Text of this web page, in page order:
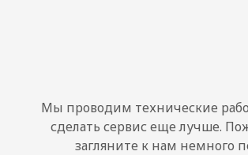
Мы проводим технические
сделать сервис еще лучше.
загляните к нам немного